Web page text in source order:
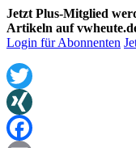
Jetzt Plus-Mitglied
Artikeln auf
Login für Abonnenten
Twitter
XING